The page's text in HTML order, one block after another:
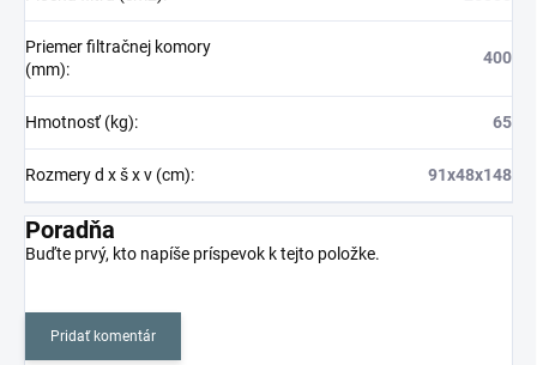
Priemer filtračnej komory
(mm):
400
Hmotnosť (kg): 65
Rozmery d x š x v (cm): 91x48x148
Poradňa
Buďte prvý, kto napíše príspevok k tejto položke.
Pridať komentár